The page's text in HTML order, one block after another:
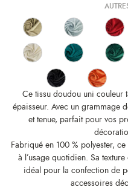
Ce tissu doudou uni couleur
épaisseur. Avec un grammage
et tenue, parfait pour vos
Fabriqué en 100 % polyester,
à l’usage quotidien. Sa
idéal pour la confection de
accessoires